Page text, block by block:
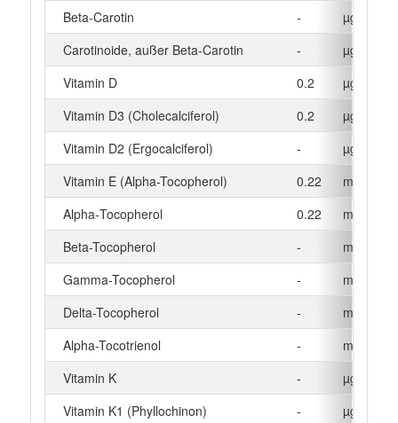
Beta‑Carotin
-
µg
Carotinoide, außer Beta-Carotin
-
µg
Vitamin D
0.2
µg
Vitamin D3 (Cholecalciferol)
0.2
µg
Vitamin D2 (Ergocalciferol)
-
µg
Vitamin E (Alpha-Tocopherol)
0.22
mg
Alpha‑Tocopherol
0.22
mg
Beta-Tocopherol
-
mg
Gamma-Tocopherol
-
mg
Delta-Tocopherol
-
mg
Alpha-Tocotrienol
-
mg
Vitamin K
-
µg
Vitamin K1 (Phyllochinon)
-
µg